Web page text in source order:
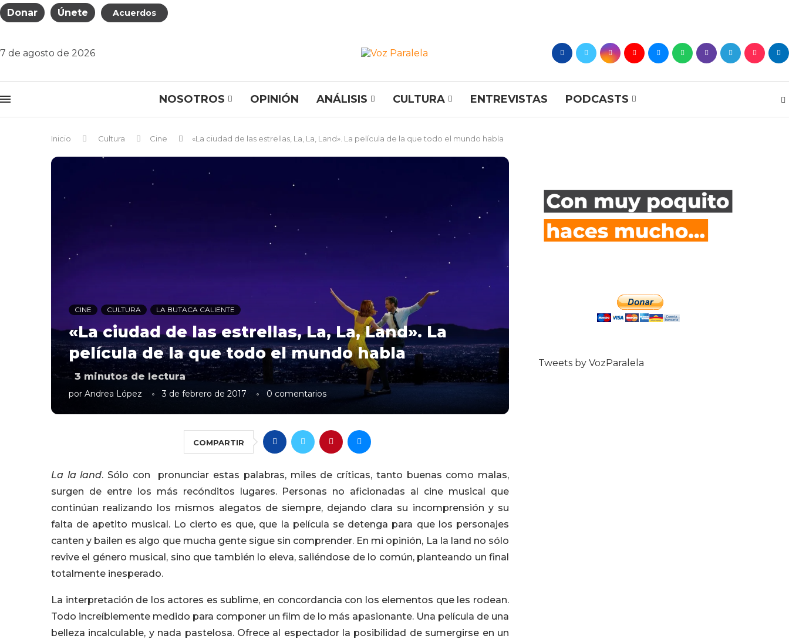
Donar Únete Acuerdos
7 de agosto de 2026
NOSOTROS OPINIÓN ANÁLISIS CULTURA ENTREVISTAS PODCASTS
Inicio Cultura Cine «La ciudad de las estrellas, La, La, Land». La película de la que todo el mundo habla
CINE CULTURA LA BUTACA CALIENTE
«La ciudad de las estrellas, La, La, Land». La
película de la que todo el mundo habla
3 minutos de lectura
por Andrea López 3 de febrero de 2017 0 comentarios
COMPARTIR
La la land. Sólo con pronunciar estas palabras, miles de críticas, tanto buenas como malas,
surgen de entre los más recónditos lugares. Personas no aficionadas al cine musical que
continúan realizando los mismos alegatos de siempre, dejando clara su incomprensión y su
falta de apetito musical. Lo cierto es que, que la película se detenga para que los personajes
canten y bailen es algo que mucha gente sigue sin comprender. En mi opinión, La la land no sólo
revive el género musical, sino que también lo eleva, saliéndose de lo común, planteando un final
totalmente inesperado.
La interpretación de los actores es sublime, en concordancia con los elementos que les rodean.
Todo increíblemente medido para componer un film de lo más apasionante. Una película de una
belleza incalculable, y nada pastelosa. Ofrece al espectador la posibilidad de sumergirse en un
Tweets by VozParalela